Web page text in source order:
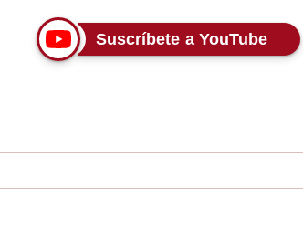
Suscríbete a YouTube